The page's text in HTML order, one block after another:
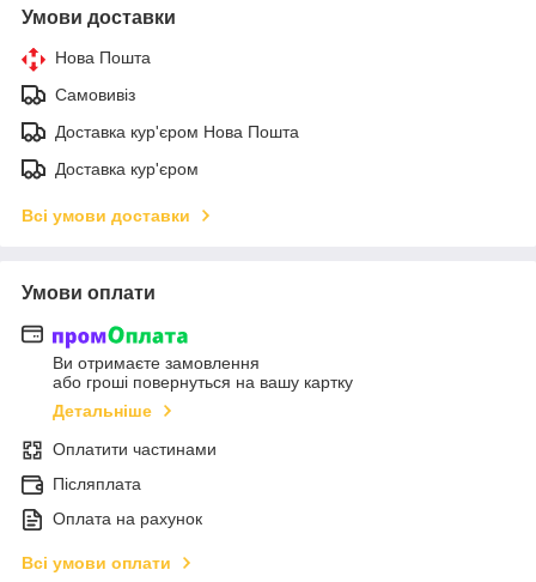
Умови доставки
Нова Пошта
Самовивіз
Доставка кур'єром Нова Пошта
Доставка кур'єром
Всі умови доставки
Умови оплати
Ви отримаєте замовлення
або гроші повернуться на вашу картку
Детальніше
Оплатити частинами
Післяплата
Оплата на рахунок
Всі умови оплати